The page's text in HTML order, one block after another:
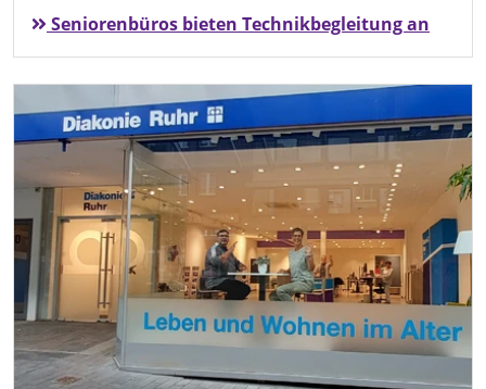
Seniorenbüros bieten Technikbegleitung an